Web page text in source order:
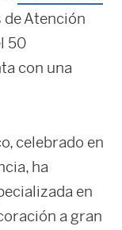
de Atención
50
con una
celebrado en
ha
en
a gran